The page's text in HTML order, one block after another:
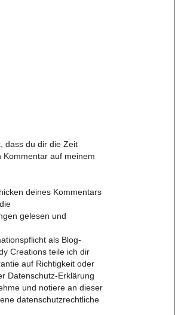
dass du dir die Zeit
auf meinem
deines Kommentars
gelesen und
als Blog-
Creations teile ich dir
auf Richtigkeit oder
Datenschutz-Erklärung
und notiere an dieser
datenschutzrechtliche